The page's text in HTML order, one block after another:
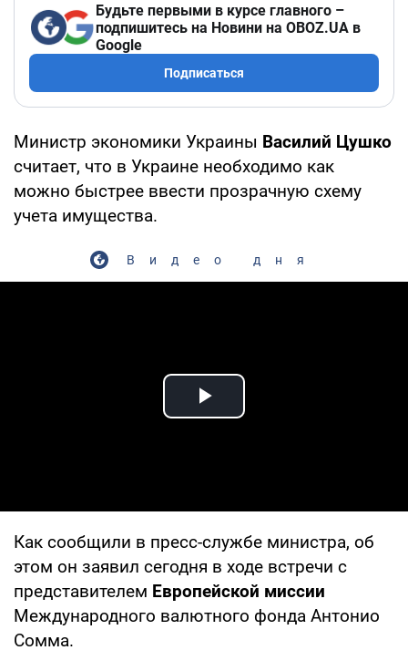
Будьте первыми в курсе главного –
подпишитесь на Новини на OBOZ.UA в
Google
Подписаться
Министр экономики Украины Василий Цушко
считает, что в Украине необходимо как
можно быстрее ввести прозрачную схему
учета имущества.
Видео дня
Play Video
Как сообщили в пресс-службе министра, об
этом он заявил сегодня в ходе встречи с
представителем Европейской миссии
Международного валютного фонда Антонио
Сомма.